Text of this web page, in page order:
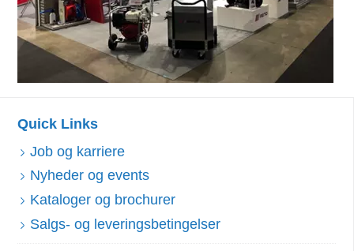
Quick Links
Job og karriere
Nyheder og events
Kataloger og brochurer
Salgs- og leveringsbetingelser